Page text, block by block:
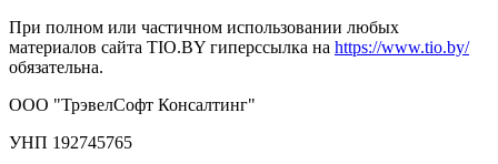
При полном или частичном использовании любых
материалов сайта TIO.BY гиперссылка на https://www.tio.by/
обязательна.
ООО "ТрэвелСофт Консалтинг"
УНП 192745765